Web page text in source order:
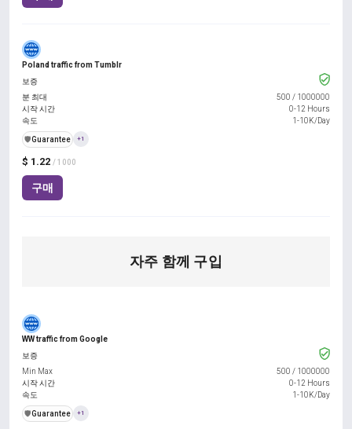
Poland traffic from Tumblr
$ 1.22 / 1000
구매
보증
분 최대
500 / 1000000
시작 시간
0-12 Hours
속도
1-10K/Day
️🛡️Guarantee +1
자주 함께 구입
WW traffic from Google
보증
Min Max
500 / 1000000
시작 시간
0-12 Hours
속도
1-10K/Day
️🛡️Guarantee +1